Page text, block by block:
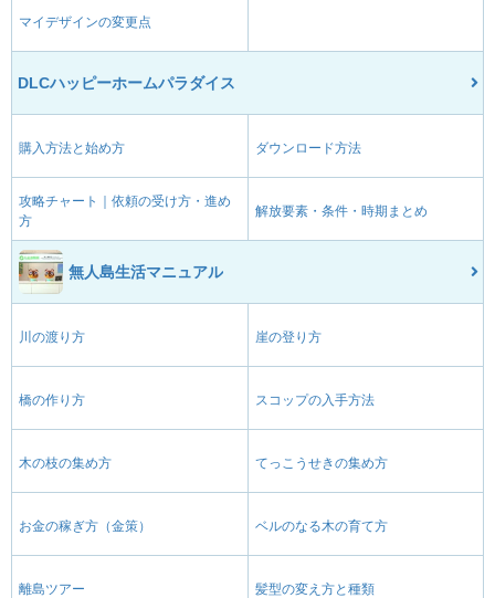
マイデザインの変更点
DLCハッピーホームパラダイス
購入方法と始め方 ダウンロード方法
攻略チャート｜依頼の受け方・進め
方
解放要素・条件・時期まとめ
無人島生活マニュアル
川の渡り方 崖の登り方
橋の作り方 スコップの入手方法
木の枝の集め方 てっこうせきの集め方
お金の稼ぎ方（金策） ベルのなる木の育て方
離島ツアー 髪型の変え方と種類